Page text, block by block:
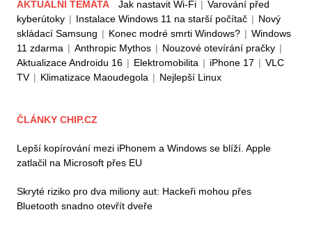
AKTUÁLNÍ TÉMATA Jak nastavit Wi-Fi | Varování před
kyberútoky | Instalace Windows 11 na starší počítač | Nový
skládací Samsung | Konec modré smrti Windows? | Windows
11 zdarma | Anthropic Mythos | Nouzové otevírání pračky |
Aktualizace Androidu 16 | Elektromobilita | iPhone 17 | VLC
TV | Klimatizace Maoudegola | Nejlepší Linux
ČLÁNKY CHIP.CZ
Lepší kopírování mezi iPhonem a Windows se blíží. Apple
zatlačil na Microsoft přes EU
Skryté riziko pro dva miliony aut: Hackeři mohou přes
Bluetooth snadno otevřít dveře